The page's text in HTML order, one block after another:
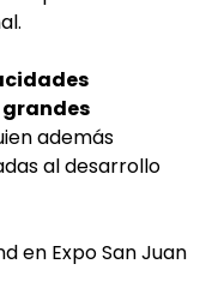
además
al desarrollo